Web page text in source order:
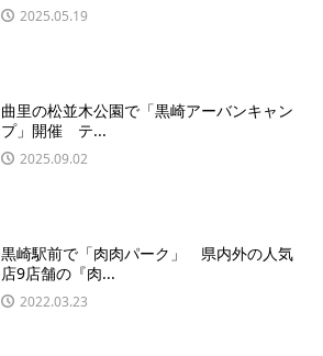
2025.05.19
曲里の松並木公園で「黒崎アーバンキャン
プ」開催 テ...
2025.09.02
黒崎駅前で「肉肉パーク」 県内外の人気
店9店舗の『肉...
2022.03.23